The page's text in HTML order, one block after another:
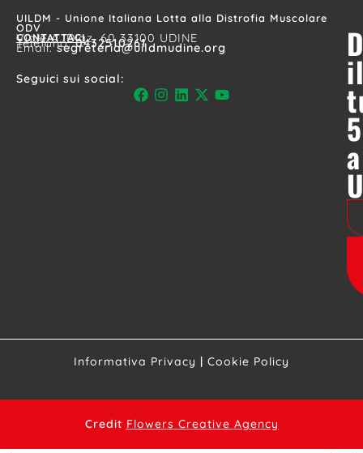
UILDM - Unione Italiana Lotta alla Distrofia Muscolare
ODV
CONTATTACI
Viale A. Diaz, 60 33100 UDINE
Telefono:0432510261
Email:segreteria@uildmudine.org
Seguici sui social:
a
Informativa Privacy | Cookie Policy
Credit Flowers Creative Agency